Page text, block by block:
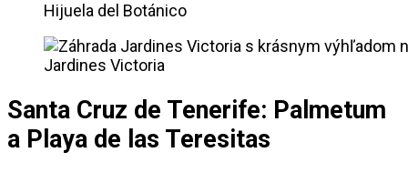
Hijuela del Botánico
Jardines Victoria
Santa Cruz de Tenerife: Palmetum
a Playa de las Teresitas